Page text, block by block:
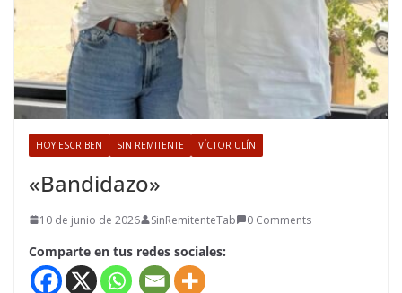
HOY ESCRIBEN SIN REMITENTE VÍCTOR ULÍN
«Bandidazo»
10 de junio de 2026 SinRemitenteTab 0 Comments
Comparte en tus redes sociales: